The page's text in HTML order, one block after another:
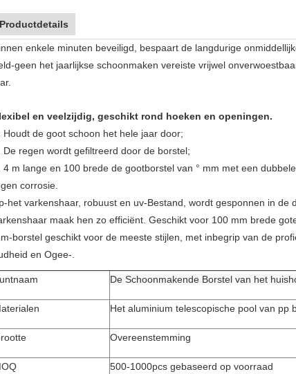
Productdetails
enkele minuten beveiligd, bespaart de langdurige
geen het jaarlijkse schoonmaken vereiste vrijwel
en veelzijdig, geschikt rond hoeken en openingen.
Houdt de goot schoon het hele jaar door;
De regen wordt gefiltreerd door de borstel;
4 m lange en 100 brede de gootborstel van ° mm met een
corrosie.
het varkenshaar, robuust en uv-Bestand, wordt gesponnen in
maak hen zo efficiënt. Geschikt voor 100 mm brede
borstel geschikt voor de meeste stijlen, met inbegrip van de
en Ogee-.
De Schoonmakende Borstel van het
Het aluminium telescopische pool van pp
Overeenstemming
500-1000pcs gebaseerd op voorraad